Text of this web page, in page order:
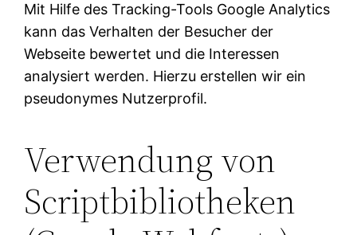
Mit Hilfe des Tracking-Tools Google Analytics
kann das Verhalten der Besucher der
Webseite bewertet und die Interessen
analysiert werden. Hierzu erstellen wir ein
pseudonymes Nutzerprofil.
Verwendung von
Scriptbibliotheken